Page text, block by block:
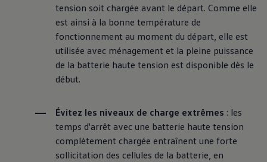
tension soit chargée avant le départ. Comme elle
est ainsi à la bonne température de
fonctionnement au moment du départ, elle est
utilisée avec ménagement et la pleine puissance
de la batterie haute tension est disponible dès le
début.
Évitez les niveaux de charge extrêmes : les
temps d'arrêt avec une batterie haute tension
complètement chargée entraînent une forte
sollicitation des cellules de la batterie, en